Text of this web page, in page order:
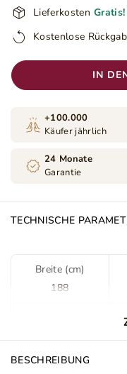
Lieferkosten Gratis!
Kostenlose
IN
+100.000
Käufer jährlich
24 Monate
Garantie
TECHNISCHE
Breite (cm)
188
BESCHREIBUNG